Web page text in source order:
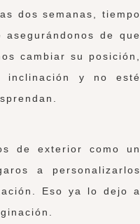
dos semanas, tiempo
de que
cambiar su posición,
inclinación y no esté
de exterior como un
a personalizarlos
Eso ya lo dejo a